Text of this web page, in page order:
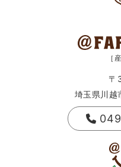
［
〒
埼玉県川